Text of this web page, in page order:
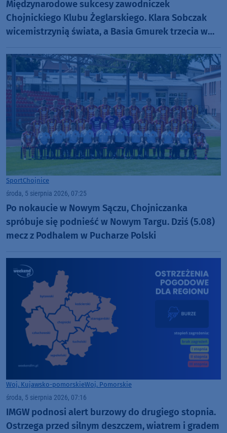
Międzynarodowe sukcesy zawodniczek
Chojnickiego Klubu Żeglarskiego. Klara Sobczak
wicemistrzynią świata, a Basia Gmurek trzecia w
SportChojnice
środa, 5 sierpnia 2026, 07:25
Po nokaucie w Nowym Sączu, Chojniczanka
spróbuje się podnieść w Nowym Targu. Dziś (5.08)
mecz z Podhalem w Pucharze Polski
Woj. Kujawsko-pomorskieWoj. Pomorskie
środa, 5 sierpnia 2026, 07:16
IMGW podnosi alert burzowy do drugiego stopnia.
Ostrzega przed silnym deszczem, wiatrem i gradem